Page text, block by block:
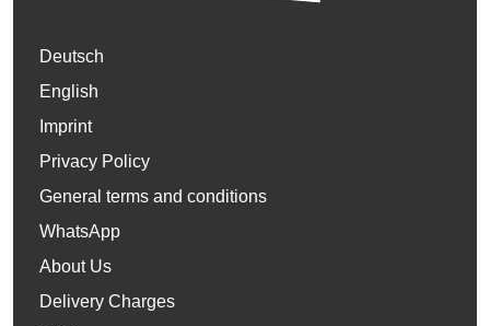
Deutsch
English
Imprint
Privacy Policy
General terms and conditions
WhatsApp
About Us
Delivery Charges